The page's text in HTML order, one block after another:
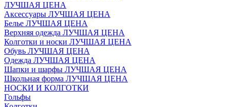
ЛУЧШАЯ ЦЕНА
Аксессуары ЛУЧШАЯ ЦЕНА
Белье ЛУЧШАЯ ЦЕНА
Верхняя одежда ЛУЧШАЯ ЦЕНА
Колготки и носки ЛУЧШАЯ ЦЕНА
Обувь ЛУЧШАЯ ЦЕНА
Одежда ЛУЧШАЯ ЦЕНА
Шапки и шарфы ЛУЧШАЯ ЦЕНА
Школьная форма ЛУЧШАЯ ЦЕНА
НОСКИ И КОЛГОТКИ
Гольфы